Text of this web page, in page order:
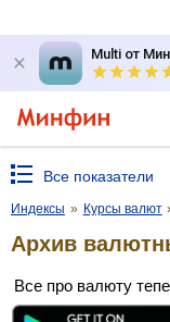
Multi от
Все показатели
Индексы » Курсы валют
Архив
Все про валюту